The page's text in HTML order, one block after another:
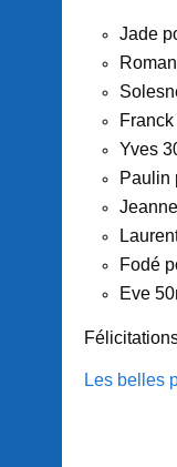
Jade
Franck
Yves
Paulin
Fodé
Eve
Les belles